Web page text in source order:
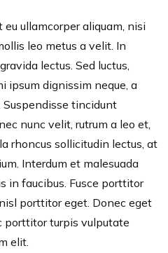
ullamcorper aliquam, nisi
leo metus a velit. In
lectus. Sed luctus,
ipsum dignissim neque, a
Suspendisse tincidunt
nunc velit, rutrum a leo et,
rhoncus sollicitudin lectus, at
Interdum et malesuada
in faucibus. Fusce porttitor
porttitor eget. Donec eget
porttitor turpis vulputate
elit.